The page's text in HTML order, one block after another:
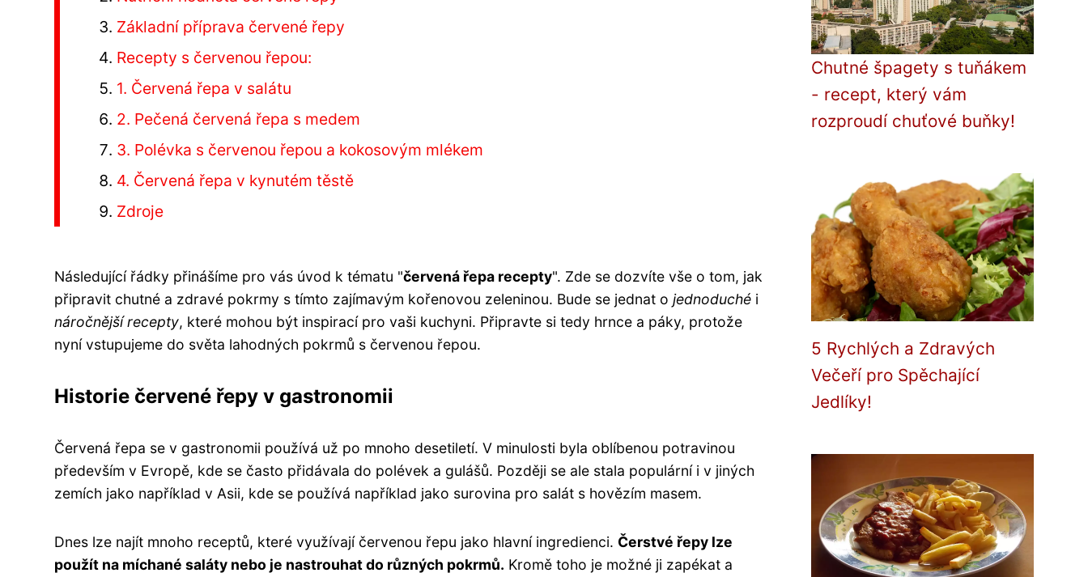
Základní příprava červené řepy
Recepty s červenou řepou:
1. Červená řepa v salátu
2. Pečená červená řepa s medem
3. Polévka s červenou řepou a kokosovým mlékem
4. Červená řepa v kynutém těstě
Zdroje
Následující řádky přinášíme pro vás úvod k tématu "červená řepa recepty". Zde se dozvíte vše o tom, jak
připravit chutné a zdravé pokrmy s tímto zajímavým kořenovou zeleninou. Bude se jednat o jednoduché i
náročnější recepty, které mohou být inspirací pro vaši kuchyni. Připravte si tedy hrnce a páky, protože
nyní vstupujeme do světa lahodných pokrmů s červenou řepou.
Historie červené řepy v gastronomii
Červená řepa se v gastronomii používá už po mnoho desetiletí. V minulosti byla oblíbenou potravinou
především v Evropě, kde se často přidávala do polévek a gulášů. Později se ale stala populární i v jiných
zemích jako například v Asii, kde se používá například jako surovina pro salát s hovězím masem.
Dnes lze najít mnoho receptů, které využívají červenou řepu jako hlavní ingredienci. Čerstvé řepy lze
použít na míchané saláty nebo je nastrouhat do různých pokrmů. Kromě toho je možné ji zapékat a
Chutné špagety s tuňákem
- recept, který vám
rozproudí chuťové buňky!
5 Rychlých a Zdravých
Večeří pro Spěchající
Jedlíky!